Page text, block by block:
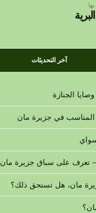
آخر التحديثات
الجنازة
المناسب في جزيرة مان
– تعرف على سباق جزيرة مان
مان، هل تستحق ذلك؟